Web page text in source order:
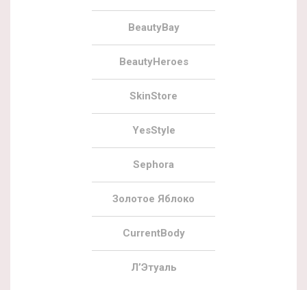
BeautyBay
BeautyHeroes
SkinStore
YesStyle
Sephora
Золотое Яблоко
CurrentBody
Л’Этуаль